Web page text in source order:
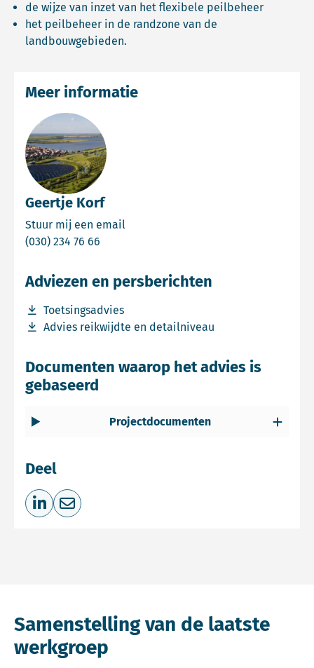
de wijze van inzet van het flexibele peilbeheer
het peilbeheer in de randzone van de
landbouwgebieden.
Geertje Korf
Stuur mij een email
(030) 234 76 66
Meer informatie
Adviezen en persberichten
Toetsingsadvies
Download bestand Toetsingsadvies
Advies reikwijdte en detailniveau
Download bestand Advies reikwijdte en detailniveau
Documenten waarop het advies is
gebaseerd
Projectdocumenten
Deel
Deel op LinkedIn
Deel via e-mail
Samenstelling van de laatste
werkgroep